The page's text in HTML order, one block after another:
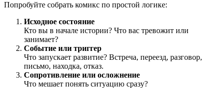
Попробуйте собрать комикс по простой логике:
Исходное состояние
Кто вы в начале истории? Что вас тревожит или
занимает?
Событие или триггер
Что запускает развитие? Встреча, переезд, разговор,
письмо, находка, отказ.
Сопротивление или осложнение
Что мешает понять ситуацию сразу?